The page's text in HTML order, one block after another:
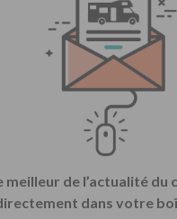
meilleur de l’actualité du
dans votre